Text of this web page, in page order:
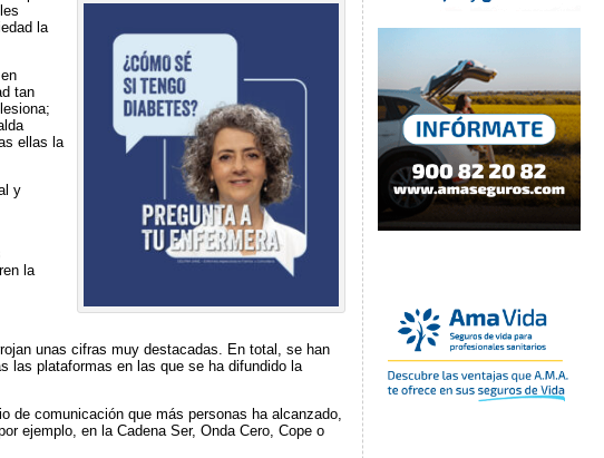
la
tan
ellas la
y
la
unas cifras muy destacadas. En total, se han
las plataformas en las que se ha difundido la
de comunicación que más personas ha alcanzado,
ejemplo, en la Cadena Ser, Onda Cero, Cope o